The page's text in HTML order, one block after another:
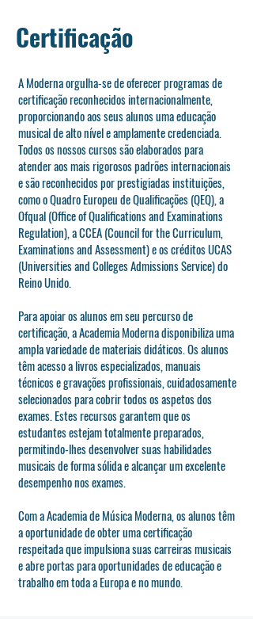
Certificação
A Moderna orgulha-se de oferecer programas de
certificação reconhecidos internacionalmente,
proporcionando aos seus alunos uma educação
musical de alto nível e amplamente credenciada.
Todos os nossos cursos são elaborados para
atender aos mais rigorosos padrões internacionais
e são reconhecidos por prestigiadas instituições,
como o Quadro Europeu de Qualificações (QEQ), a
Ofqual (Office of Qualifications and Examinations
Regulation), a CCEA (Council for the Curriculum,
Examinations and Assessment) e os créditos UCAS
(Universities and Colleges Admissions Service) do
Reino Unido.
Para apoiar os alunos em seu percurso de
certificação, a Academia Moderna disponibiliza uma
ampla variedade de materiais didáticos. Os alunos
têm acesso a livros especializados, manuais
técnicos e gravações profissionais, cuidadosamente
selecionados para cobrir todos os aspetos dos
exames. Estes recursos garantem que os
estudantes estejam totalmente preparados,
permitindo-lhes desenvolver suas habilidades
musicais de forma sólida e alcançar um excelente
desempenho nos exames.
Com a Academia de Música Moderna, os alunos têm
a oportunidade de obter uma certificação
respeitada que impulsiona suas carreiras musicais
e abre portas para oportunidades de educação e
trabalho em toda a Europa e no mundo.